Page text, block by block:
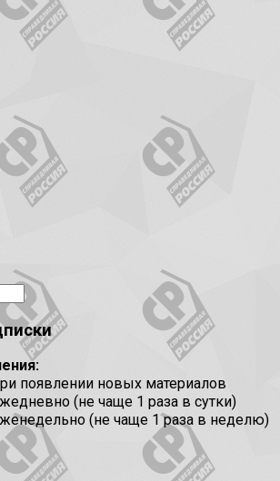
появлении новых материалов
(не чаще 1 раза в сутки)
(не чаще 1 раза в неделю)